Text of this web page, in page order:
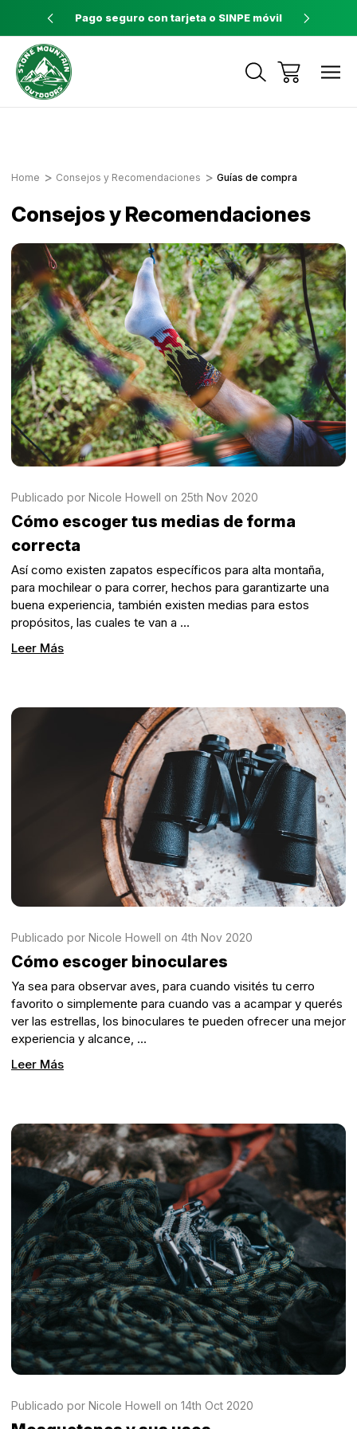
a $60 Pago seguro con tarjeta o SINPE móvil
Home Consejos y Recomendaciones Guías de compra
Consejos y Recomendaciones
Publicado por Nicole Howell on 25th Nov 2020
Cómo escoger tus medias de forma
correcta
Así como existen zapatos específicos para alta montaña,
para mochilear o para correr, hechos para garantizarte una
buena experiencia, también existen medias para estos
propósitos, las cuales te van a …
Leer Más
Publicado por Nicole Howell on 4th Nov 2020
Cómo escoger binoculares
Ya sea para observar aves, para cuando visités tu cerro
favorito o simplemente para cuando vas a acampar y querés
ver las estrellas, los binoculares te pueden ofrecer una mejor
experiencia y alcance, …
Leer Más
Publicado por Nicole Howell on 14th Oct 2020